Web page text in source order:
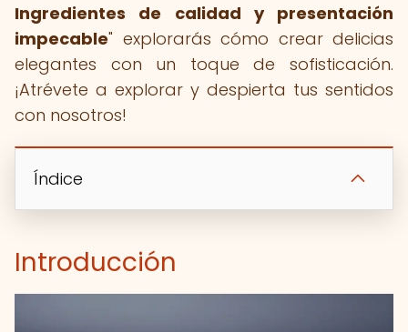
Ingredientes de calidad y presentación
impecable" explorarás cómo crear delicias
elegantes con un toque de sofisticación.
¡Atrévete a explorar y despierta tus sentidos
con nosotros!
Índice
Introducción